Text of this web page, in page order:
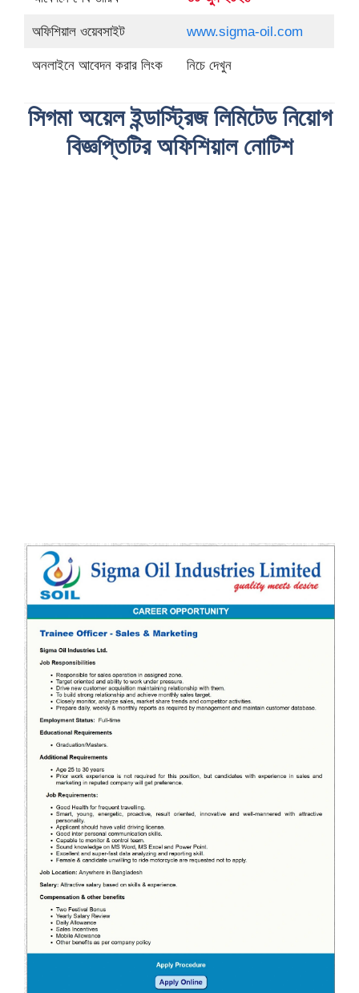
অফিশিয়াল ওয়েবসাইট www.sigma-oil.com
অনলাইনে আবেদন করার লিংক নিচে দেখুন
সিগমা অয়েল ইন্ডাস্ট্রিজ লিমিটেড নিয়োগ
বিজ্ঞপ্তিটির অফিশিয়াল নোটিশ